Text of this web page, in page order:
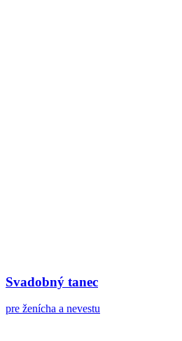
Svadobný tanec
pre ženícha a nevestu